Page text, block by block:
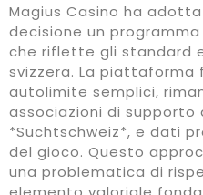
Magius Casino ha
decisione un
che riflette gli standard
svizzera. La piattaforma
autolimite semplici,
associazioni di
*Suchtschweiz*, e dati
del gioco. Questo
una problematica di